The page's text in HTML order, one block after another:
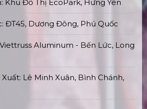
Lê Đình Cẩn, Phường Tân Tạo,
TP. HCM
229, Đ. Vân Trì, phường Vân Nội,
Hà Nội